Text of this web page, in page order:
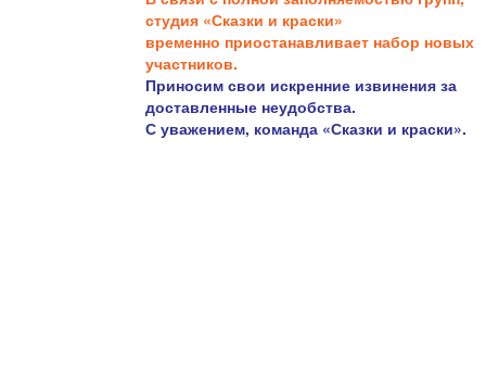
студия «Сказки и краски»
временно приостанавливает набор новых
участников.
Приносим свои искренние извинения за
доставленные неудобства.
С уважением, команда «Сказки и краски».